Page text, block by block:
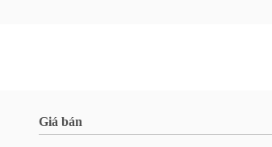
Giá bán